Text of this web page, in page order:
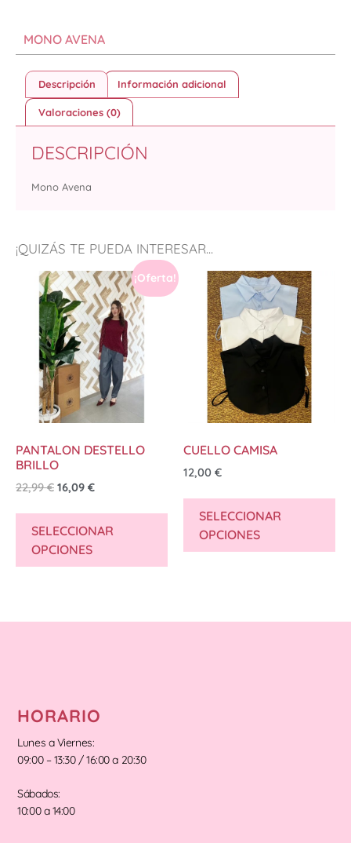
¡QUIZÁS TE PUEDA INTERESAR...
¡Oferta!
PANTALON DESTELLO
BRILLO
22,99€ 16,09 €
SELECCIONAR
OPCIONES
CUELLO CAMISA
12,00 €
SELECCIONAR
OPCIONES
MONO AVENA
Descripción Información adicional
Valoraciones (0)
DESCRIPCIÓN
Mono Avena
HORARIO
Lunes a Viernes:
09:00 – 13:30 / 16:00 a 20:30
Sábados:
10:00 a 14:00